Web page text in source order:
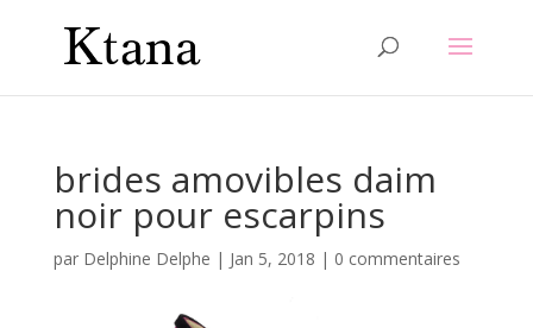
brides amovibles daim
noir pour escarpins
par Delphine Delphe | Jan 5, 2018 | 0 commentaires